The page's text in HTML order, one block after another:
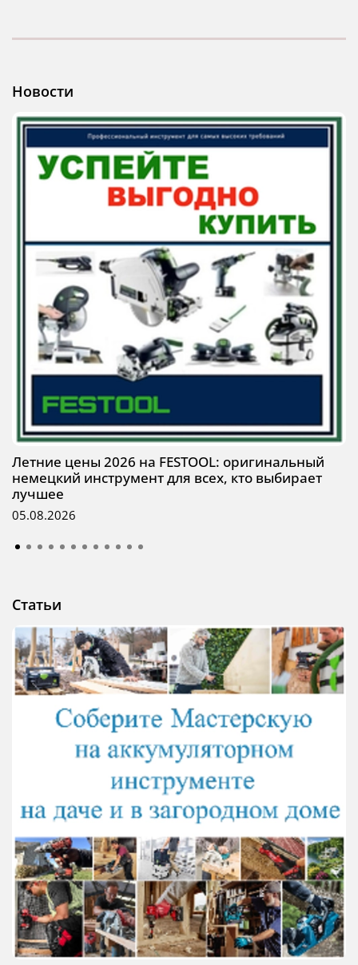
Новости
Летние цены 2026 на FESTOOL: оригинальный
немецкий инструмент для всех, кто выбирает
лучшее
05.08.2026
Статьи